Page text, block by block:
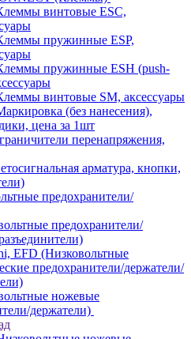
винтовые ESC,
пружинные ESP,
пружинные ESH (push-
винтовые SM, аксессуары
(без нанесения),
цена за 1шт
перенапряжения,
арматура, кнопки,
предохранители/
предохранители/
EFD (Низковольтные
предохранители/держатели/
ножевые
держатели)